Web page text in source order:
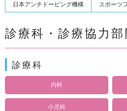
日本アンチドーピング機構 スポーツ
診療科・診療協力部
診療科
内科
小児科